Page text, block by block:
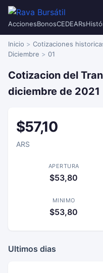
AccionesBonosCEDEARs
Inicio Cotizaciones
Diciembre
01
Cotizacion del
diciembre de 2021
$57,10
ARS
APERTURA
$53,80
MINIMO
$53,80
Ultimos dias